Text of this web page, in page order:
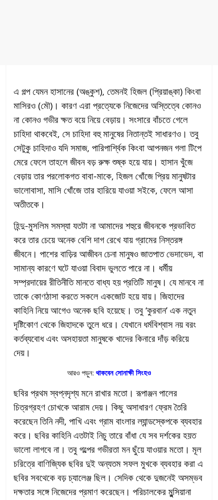
এ গল্প যেমন হাসানের (অঙ্কুশ), তেমনই হিজল (প্রিয়াঙ্কা) কিংবা
মাসিরও (মৌ)। কারণ এরা প্রত্যেকে নিজেদের অস্তিত্বে কোনও
না কোনও গভীর ক্ষত বয়ে নিয়ে বেড়ায়। সংসারে বাঁচতে গেলে
চাহিদা থাকবেই, সে চাহিদা বহু মানুষের নিতান্তই সাধারণও। তবু
সেটুকু চাহিদাও যদি সমাজ, পারিপার্শ্বিক কিংবা আপনজন গলা টিপে
মেরে ফেলে তাহলে জীবন বড় রুক্ষ শুষ্ক হয়ে যায়। হাসান খুঁজে
বেড়ায় তার পরলোকগত বাবা-মাকে, হিজল খোঁজে প্রিয় মানুষটার
ভালোবাসা, মাসি খোঁজে তার হারিয়ে যাওয়া সইকে, ফেলে আসা
অতীতকে।
হিন্দু-মুসলিম সমস্যা যতটা না আমাদের শহুরে জীবনকে প্রভাবিত
করে তার চেয়ে অনেক বেশি দাগ রেখে যায় গ্রামের নিস্তরঙ্গ
জীবনে। পাশের বাড়ির আজীবন চেনা মানুষও জাতপাত ভেদাভেদ, বা
সামান্য কারণে ঘটে যাওয়া বিবাদ ভুলতে পারে না। ধর্মীয়
সম্প্রদায়ের রীতিনীতি মানতে বাধ্য হয় প্রতিটি মানুষ। যে মানবে না
তাকে কোণঠাসা করতে সকলে একজোট হয়ে যায়। জিহাদের
কাহিনি নিয়ে আগেও অনেক ছবি হয়েছে। তবু ‘কুরবান’ এক নতুন
দৃষ্টিকোণ থেকে জিহাদকে তুলে ধরে। যেখানে ধর্মবিশ্বাস নয় বরং
কর্তব্যবোধ এবং অসহায়তা মানুষকে খাদের কিনারে দাঁড় করিয়ে
দেয়।
আরও পড়ুন: থাকবেন সোনাক্ষী সিংহও
ছবির প্রথম স্বপ্নদৃশ্য মনে রাখার মতো। রূপাঞ্জন পালের
চিত্রগ্রহণ চোখকে আরাম দেয়। কিছু অসাধারণ ফ্রেম তৈরি
করেছেন তিনি নদী, পাখি এবং গ্রাম বাংলার ল্যান্ডস্কেপকে ব্যবহার
করে। ছবির কাহিনি এতটাই নিচু তারে বাঁধা যে সব দর্শকের হয়ত
ভালো লাগবে না। তবু গল্পের গভীরতা মন ছুঁয়ে যাওয়ার মতো। মূল
চরিত্রে বাণিজ্যিক ছবির দুই অন্যতম সফল মুখকে ব্যবহার করা এ
ছবির সবথেকে বড় চ্যালেঞ্জ ছিল। সেদিক থেকে দুজনেই অসম্ভব
দক্ষতার সঙ্গে নিজেদের প্রমাণ করেছেন। পরিচালকের মুন্সিয়ানা